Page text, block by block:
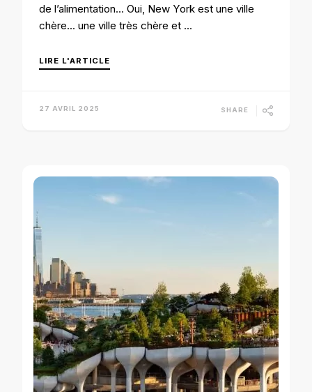
de l’alimentation… Oui, New York est une ville
chère… une ville très chère et …
LIRE L'ARTICLE
27 AVRIL 2025 SHARE